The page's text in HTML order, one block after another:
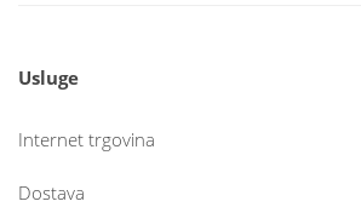
Usluge
Internet trgovina
Dostava